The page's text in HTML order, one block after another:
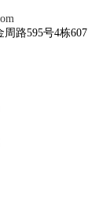
路595号4栋607